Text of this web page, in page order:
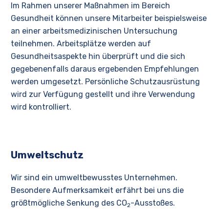
Im Rahmen unserer Maßnahmen im Bereich
Gesundheit können unsere Mitarbeiter beispielsweise
an einer arbeitsmedizinischen Untersuchung
teilnehmen. Arbeitsplätze werden auf
Gesundheitsaspekte hin überprüft und die sich
gegebenenfalls daraus ergebenden Empfehlungen
werden umgesetzt. Persönliche Schutzausrüstung
wird zur Verfügung gestellt und ihre Verwendung
wird kontrolliert.
Umweltschutz
Wir sind ein umweltbewusstes Unternehmen.
Besondere Aufmerksamkeit erfährt bei uns die
größtmögliche Senkung des CO2-Ausstoßes.